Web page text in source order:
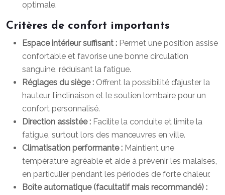
optimale.
Critères de confort importants
Espace intérieur suffisant : Permet une position assise
confortable et favorise une bonne circulation
sanguine, réduisant la fatigue.
Réglages du siège : Offrent la possibilité d’ajuster la
hauteur, l’inclinaison et le soutien lombaire pour un
confort personnalisé.
Direction assistée : Facilite la conduite et limite la
fatigue, surtout lors des manœuvres en ville.
Climatisation performante : Maintient une
température agréable et aide à prévenir les malaises,
en particulier pendant les périodes de forte chaleur.
Boîte automatique (facultatif mais recommandé) :